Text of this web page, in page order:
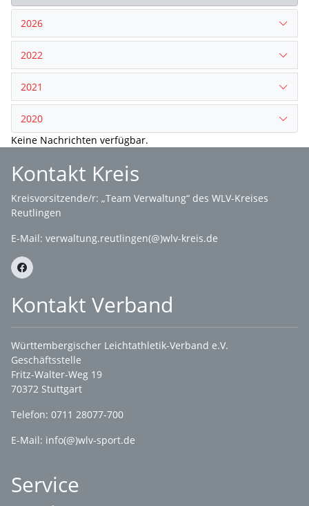
2026
2022
2021
2020
Keine Nachrichten verfügbar.
Kontakt Kreis
Kreisvorsitzende/r: „Team Verwaltung“ des WLV-Kreises
Reutlingen
E-Mail: verwaltung.reutlingen(@)wlv-kreis.de
Kontakt Verband
Württembergischer Leichtathletik-Verband e.V.
Geschäftsstelle
Fritz-Walter-Weg 19
70372 Stuttgart
Telefon: 0711 28077-700
E-Mail: info(@)wlv-sport.de
Service